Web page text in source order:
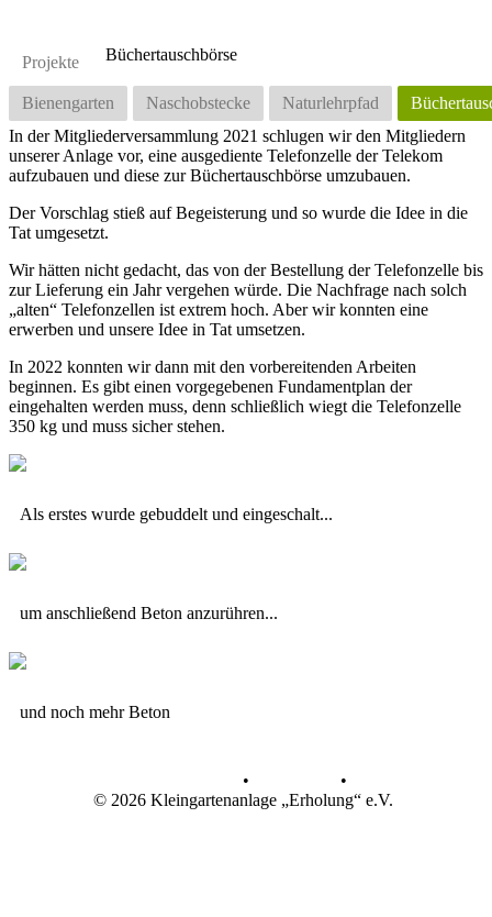
Projekte
Bienengarten Naschobstecke Naturlehrpfad
Büchertauschbörse
In der Mitgliederversammlung 2021 schlugen wir den Mitgliedern
unserer Anlage vor, eine ausgediente Telefonzelle der Telekom
aufzubauen und diese zur Büchertauschbörse umzubauen.
Der Vorschlag stieß auf Begeisterung und so wurde die Idee in die
Tat umgesetzt.
Wir hätten nicht gedacht, das von der Bestellung der Telefonzelle bis
zur Lieferung ein Jahr vergehen würde. Die Nachfrage nach solch
„alten“ Telefonzellen ist extrem hoch. Aber wir konnten eine
erwerben und unsere Idee in Tat umsetzen.
In 2022 konnten wir dann mit den vorbereitenden Arbeiten
beginnen. Es gibt einen vorgegebenen Fundamentplan der
eingehalten werden muss, denn schließlich wiegt die Telefonzelle
350 kg und muss sicher stehen.
Als erstes wurde gebuddelt und eingeschalt...
um anschließend Beton anzurühren...
und noch mehr Beton
•
•
© 2026 Kleingartenanlage „Erholung“ e.V.